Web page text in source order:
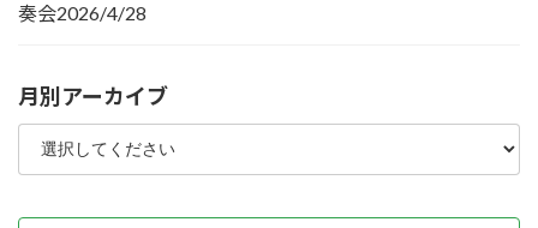
奏会2026/4/28
月別アーカイブ